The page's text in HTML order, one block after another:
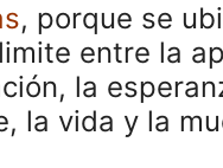
, porque se
entre la
la
la vida y la